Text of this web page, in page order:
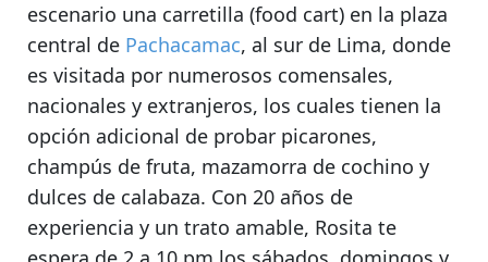
escenario una carretilla (food cart) en la plaza
central de Pachacamac, al sur de Lima, donde
es visitada por numerosos comensales,
nacionales y extranjeros, los cuales tienen la
opción adicional de probar picarones,
champús de fruta, mazamorra de cochino y
dulces de calabaza. Con 20 años de
experiencia y un trato amable, Rosita te